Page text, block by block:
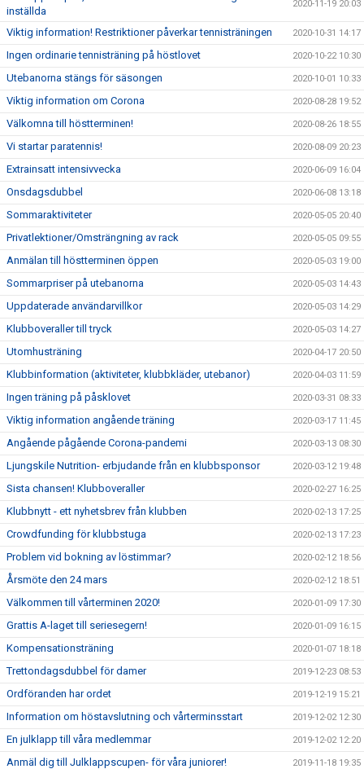
inställda
2020-11-19 20:03
Viktig information! Restriktioner påverkar tennisträningen 2020-10-31 14:17
Ingen ordinarie tennisträning på höstlovet 2020-10-22 10:30
Utebanorna stängs för säsongen 2020-10-01 10:33
Viktig information om Corona 2020-08-28 19:52
Välkomna till höstterminen! 2020-08-26 18:55
Vi startar paratennis! 2020-08-09 20:23
Extrainsatt intensivvecka 2020-06-09 16:04
Onsdagsdubbel 2020-06-08 13:18
Sommaraktiviteter 2020-05-05 20:40
Privatlektioner/Omsträngning av rack 2020-05-05 09:55
Anmälan till höstterminen öppen 2020-05-03 19:00
Sommarpriser på utebanorna 2020-05-03 14:43
Uppdaterade användarvillkor 2020-05-03 14:29
Klubboveraller till tryck 2020-05-03 14:27
Utomhusträning 2020-04-17 20:50
Klubbinformation (aktiviteter, klubbkläder, utebanor) 2020-04-03 11:59
Ingen träning på påsklovet 2020-03-31 08:33
Viktig information angående träning 2020-03-17 11:45
Angående pågående Corona-pandemi 2020-03-13 08:30
Ljungskile Nutrition- erbjudande från en klubbsponsor 2020-03-12 19:48
Sista chansen! Klubboveraller 2020-02-27 16:25
Klubbnytt - ett nyhetsbrev från klubben 2020-02-13 17:25
Crowdfunding för klubbstuga 2020-02-13 17:23
Problem vid bokning av löstimmar? 2020-02-12 18:56
Årsmöte den 24 mars 2020-02-12 18:51
Välkommen till vårterminen 2020! 2020-01-09 17:30
Grattis A-laget till seriesegern! 2020-01-09 16:15
Kompensationsträning 2020-01-07 18:18
Trettondagsdubbel för damer 2019-12-23 08:53
Ordföranden har ordet 2019-12-19 15:21
Information om höstavslutning och vårterminsstart 2019-12-02 12:30
En julklapp till våra medlemmar 2019-12-02 12:20
Anmäl dig till Julklappscupen- för våra juniorer! 2019-11-18 19:35